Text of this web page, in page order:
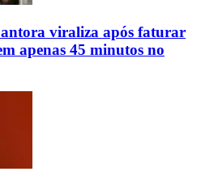
viraliza após faturar
apenas 45 minutos no